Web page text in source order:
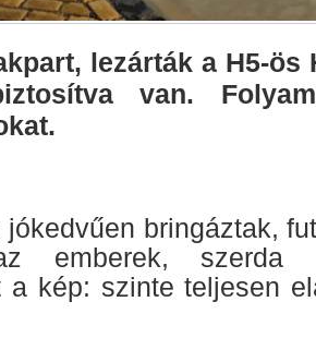
lezárták a H5-ös
van.
jókedvűen bringáztak,
emberek, szerda
a kép: szinte teljesen